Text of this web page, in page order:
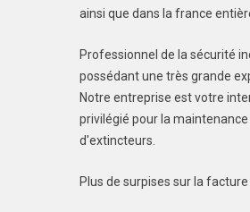
ainsi que dans la france
Professionnel de la sécurité
possédant une très grande
Notre entreprise est votre
privilégié pour la maintenance
d'extincteurs.
Plus de surpises sur la facture